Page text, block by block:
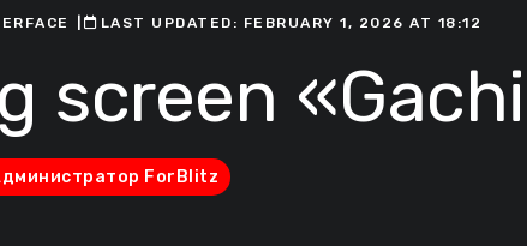
ㅤLAST UPDATED: FEBRUARY 1, 2026 AT 18:12
screen
ForBlitz